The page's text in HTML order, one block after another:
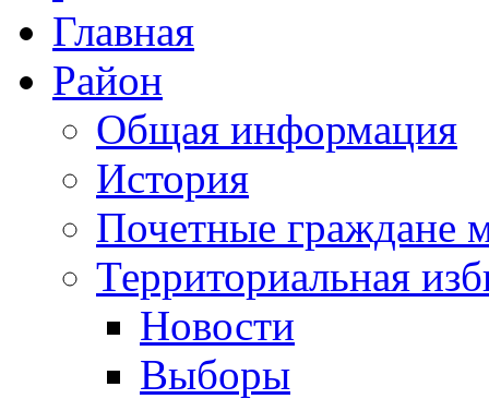
Главная
Район
Общая информация
История
Почетные граждане
Территориальная
Новости
Выборы